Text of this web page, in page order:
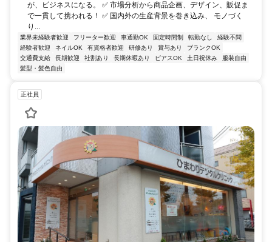
が、ビジネスになる。 ✅ 市場分析から商品企画、デザイン、販促ま
で一貫して携われる！ ✅ 国内外の生産背景を巻き込み、 モノづく
り...
業界未経験者歓迎 フリーター歓迎 車通勤OK 固定時間制 転勤なし
経験不問
経験者歓迎
ネイルOK 有資格者歓迎 研修あり 賞与あり
ブランクOK
交通費支給
長期歓迎 社割あり 長期休暇あり ピアスOK 土日祝休み
服装自由
髪型・髪色自由
正社員